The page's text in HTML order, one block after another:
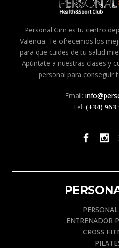
Personal Gim es tu centro
Valencia. Te ofrecemos los
para que cuides de tu salud
Apúntate a nuestras clases y
personal para conseguir
Email:
Tel: (+34) 963
ENTRENADOR
CROSS